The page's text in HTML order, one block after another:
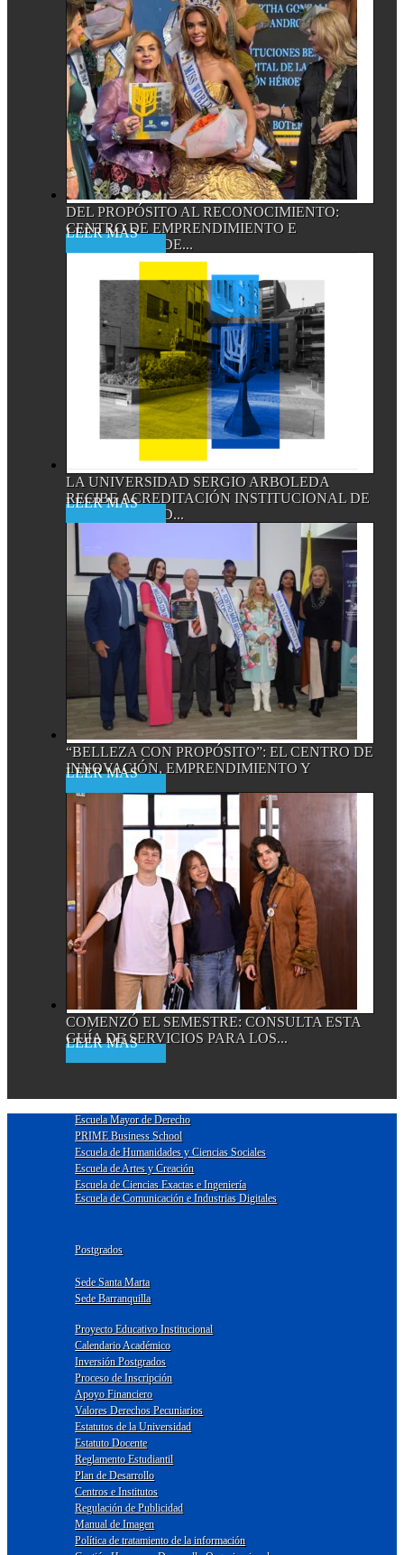
DEL PROPÓSITO AL RECONOCIMIENTO:
CENTRO DE EMPRENDIMIENTO E
INNOVACIÓN DE...
LA UNIVERSIDAD SERGIO ARBOLEDA
RECIBE ACREDITACIÓN INSTITUCIONAL DE
ALTA CALIDAD...
“BELLEZA CON PROPÓSITO”: EL CENTRO DE
INNOVACIÓN, EMPRENDIMIENTO Y
COMENZÓ EL SEMESTRE: CONSULTA ESTA
GUÍA DE SERVICIOS PARA LOS...
Escuela Mayor de Derecho
PRIME Business School
Escuela de Humanidades y Ciencias Sociales
Escuela de Artes y Creación
Escuela de Ciencias Exactas e Ingeniería
Escuela de Comunicación e Industrias Digitales
Postgrados
Sede Santa Marta
Sede Barranquilla
Proyecto Educativo Institucional
Calendario Académico
Inversión Postgrados
Proceso de Inscripción
Apoyo Financiero
Valores Derechos Pecuniarios
Estatutos de la Universidad
Estatuto Docente
Reglamento Estudiantil
Plan de Desarrollo
Centros e Institutos
Regulación de Publicidad
Manual de Imagen
Política de tratamiento de la información